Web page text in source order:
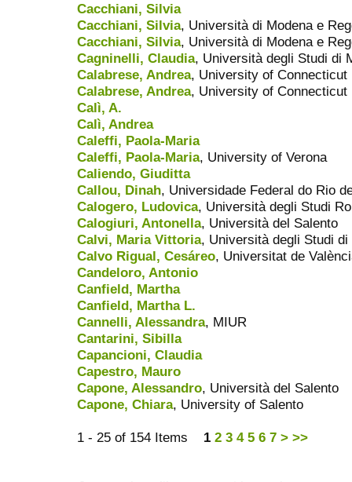
Cacchiani, Silvia
Cacchiani, Silvia, Università di Modena e
Cacchiani, Silvia, Università di Modena e
Cagninelli, Claudia, Università degli Studi di
Calabrese, Andrea, University of Connecticut
Calabrese, Andrea, University of Connecticut
Calì, A.
Calì, Andrea
Caleffi, Paola-Maria
Caleffi, Paola-Maria, University of Verona
Caliendo, Giuditta
Callou, Dinah, Universidade Federal do Rio
Calogero, Ludovica, Università degli Studi
Calogiuri, Antonella, Università del Salento
Calvi, Maria Vittoria, Università degli Studi di
Calvo Rigual, Cesáreo, Universitat de
Candeloro, Antonio
Canfield, Martha
Canfield, Martha L.
Cannelli, Alessandra, MIUR
Cantarini, Sibilla
Capancioni, Claudia
Capestro, Mauro
Capone, Alessandro, Università del Salento
Capone, Chiara, University of Salento
1 - 25 of 154 Items 1 2 3 4 5 6 7 > >>